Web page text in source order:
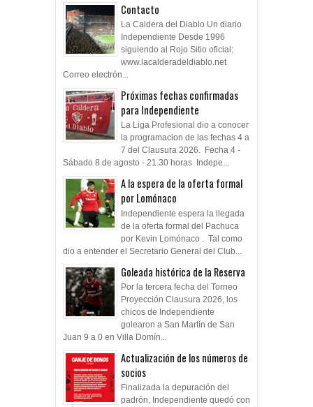
Contacto
La Caldera del Diablo Un diario
Independiente Desde 1996
siguiendo al Rojo Sitio oficial:
www.lacalderadeldiablo.net
Correo electrón...
Próximas fechas confirmadas
para Independiente
La Liga Profesional dio a conocer
la programacion de las fechas 4 a
7 del Clausura 2026. Fecha 4 -
Sábado 8 de agosto - 21.30 horas Indepe...
A la espera de la oferta formal
por Lomónaco
Independiente espera la llegada
de la oferta formal del Pachuca
por Kevin Lomónaco . Tal como
dio a entender el Secretario General del Club...
Goleada histórica de la Reserva
Por la tercera fecha del Torneo
Proyección Clausura 2026, los
chicos de Independiente
golearon a San Martín de San
Juan 9 a 0 en Villa Domín...
Actualización de los números de
socios
Finalizada la depuración del
padrón, Independiente quedó con